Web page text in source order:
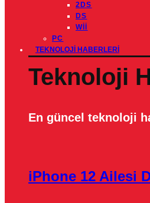
2DS
DS
Wİİ
PC
TEKNOLOJI HABERLERI
Teknoloji
En güncel teknoloji
iPhone 12 Ailesi